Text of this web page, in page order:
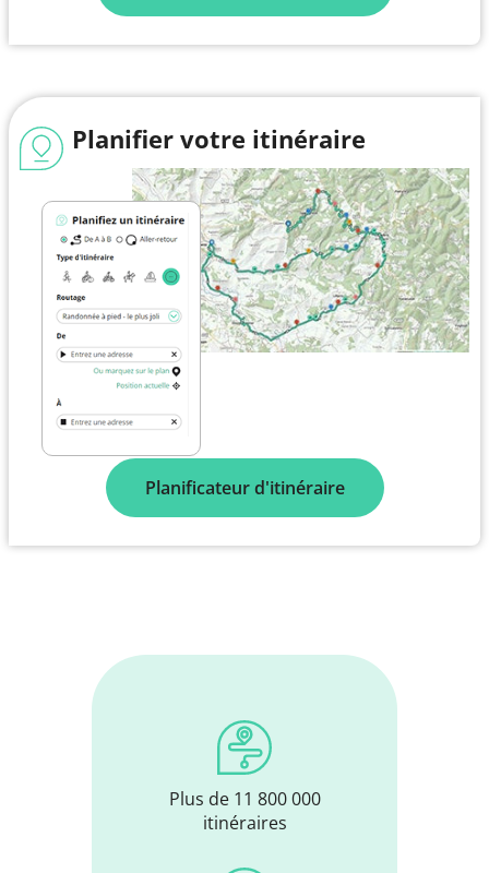
Planifier votre itinéraire
Planificateur d'itinéraire
Plus de 11 800 000
itinéraires